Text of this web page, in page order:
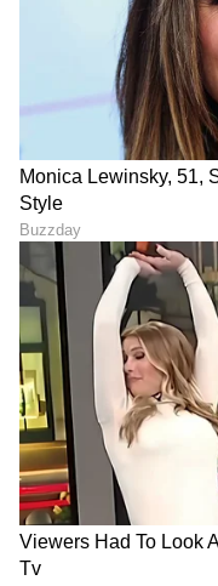
ಟ್ರಂಪ್ ಐತಿಹಾಸಿಕ
Trade Deal | Party